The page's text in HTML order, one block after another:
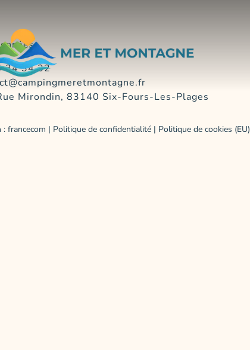
34 34 32
Mirondin, 83140 Six-Fours-Les-Plages
: francecom | Politique de confidentialité | Politique de cookies (EU)